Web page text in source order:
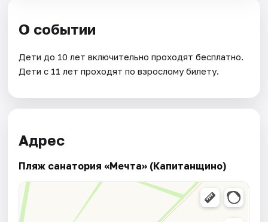
О событии
Дети до 10 лет включительно проходят бесплатно.
Дети с 11 лет проходят по взрослому билету.
Адрес
Пляж санатория «Мечта» (Капитанщино)